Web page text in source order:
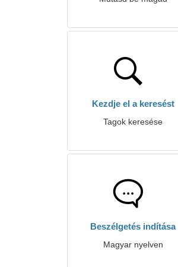
Kezdje el a keresést
Tagok keresése
Beszélgetés indítása
Magyar nyelven